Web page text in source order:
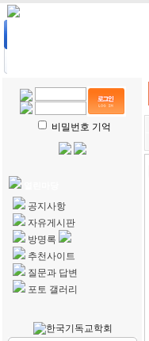
비밀번호 기억
열린마당
공지사항
자유게시판
방명록
추천사이트
질문과 답변
포토 갤러리